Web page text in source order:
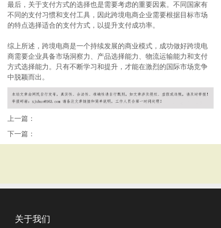
最后，关于支付方式的选择也是需要考虑的重要因素。不同国家有
不同的支付习惯和支付工具，因此跨境电商企业需要根据目标市场
的特点选择适合的支付方式，以提升支付成功率。
综上所述，跨境电商是一个持续发展的商业模式，成功做好跨境电
商需要企业具备市场洞察力、产品选择能力、物流运输能力和支付
方式选择能力。只有不断学习和提升，才能在激烈的国际市场竞争
中脱颖而出。
上一篇：
下一篇：
关于我们